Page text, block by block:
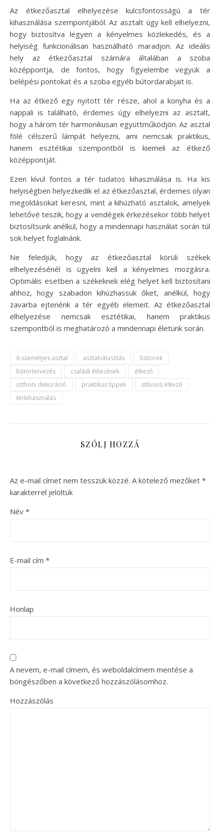
Az étkezőasztal elhelyezése kulcsfontosságú a tér
kihasználása szempontjából. Az asztalt úgy kell elhelyezni,
hogy biztosítva legyen a kényelmes közlekedés, és a
helyiség funkcionálisan használható maradjon. Az ideális
hely az étkezőasztal számára általában a szoba
középpontja, de fontos, hogy figyelembe vegyük a
belépési pontokat és a szoba egyéb bútordarabjait is.
Ha az étkező egy nyitott tér része, ahol a konyha és a
nappali is található, érdemes úgy elhelyezni az asztalt,
hogy a három tér harmonikusan együttműködjön. Az asztal
fölé célszerű lámpát helyezni, ami nemcsak praktikus,
hanem esztétikai szempontból is kiemeli az étkező
középpontját.
Ezen kívül fontos a tér tudatos kihasználása is. Ha kis
helyiségben helyezkedik el az étkezőasztal, érdemes olyan
megoldásokat keresni, mint a kihúzható asztalok, amelyek
lehetővé teszik, hogy a vendégek érkezésekor több helyet
biztosítsunk anélkül, hogy a mindennapi használat során túl
sok helyet foglalnánk.
Ne feledjük, hogy az étkezőasztal körüli székek
elhelyezésénél is ügyelni kell a kényelmes mozgásra.
Optimális esetben a székeknek elég helyet kell biztosítani
ahhoz, hogy szabadon kihúzhassuk őket, anélkül, hogy
zavarba ejtenénk a tér egyéb elemeit. Az étkezőasztal
elhelyezése nemcsak esztétikai, hanem praktikus
szempontból is meghatározó a mindennapi életünk során.
6 személyes asztal asztalválasztás
bútorok
bútortervezés
családi étkezések
étkező
otthoni dekoráció
praktikus tippek
stílusos étkező
térkihasználás
SZÓLJ HOZZÁ
Az e-mail címet nem tesszük közzé. A kötelező mezőket *
karakterrel jelöltük
Név *
E-mail cím *
Honlap
A nevem, e-mail címem, és weboldalcímem mentése a
böngészőben a következő hozzászólásomhoz.
Hozzászólás